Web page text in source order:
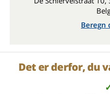
Beregn
Det er derfor, du